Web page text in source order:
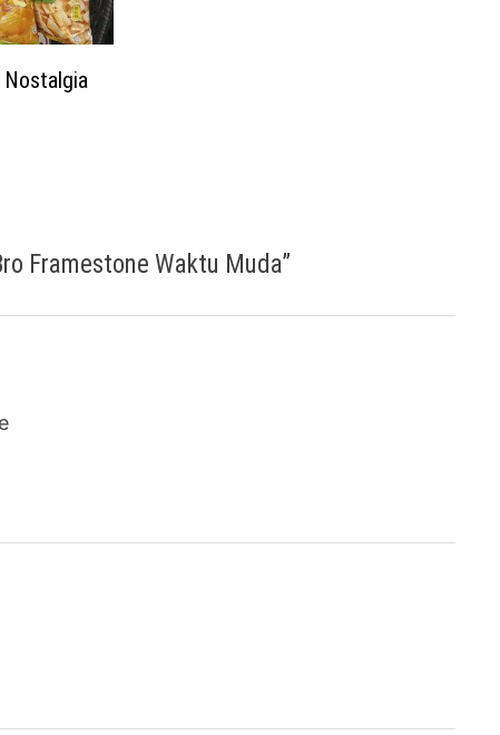
Framestone Waktu Muda”